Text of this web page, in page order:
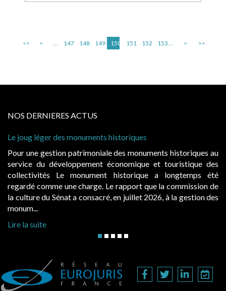
<< < ... 147 148 149 150 151 152 153... > >>
NOS DERNIERES ACTUS
historiques
des monuments historiques au
économique et touristique des
historique a longtemps été
Le rapport que la commission de
en juillet 2026, à la gestion des
Cabines de plage : le juge
Evocatrices des bains
également un beau sujet
public, elles donnent
d’occupation. Saisies par